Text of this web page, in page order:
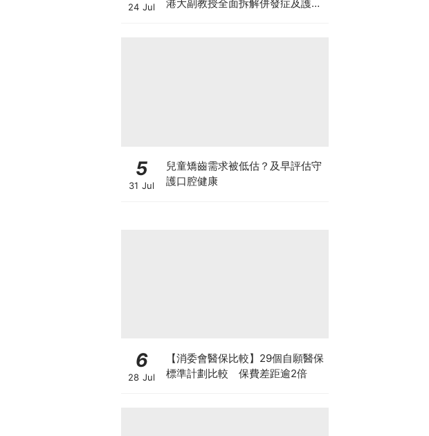
24 Jul
港大副教授全面拆解併發症及護理
5
31 Jul
兒童矯齒需求被低估？及早評估守
護口腔健康
6
28 Jul
【消委會醫保比較】29個自願醫保
標準計劃比較 保費差距逾2倍